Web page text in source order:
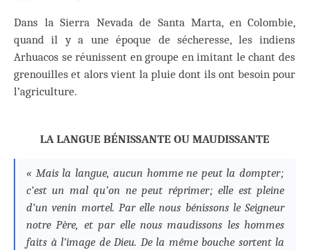
Dans la Sierra Nevada de Santa Marta, en Colombie,
quand il y a une époque de sécheresse, les indiens
Arhuacos se réunissent en groupe en imitant le chant des
grenouilles et alors vient la pluie dont ils ont besoin pour
l’agriculture.
LA LANGUE BÉNISSANTE OU MAUDISSANTE
« Mais la langue, aucun homme ne peut la dompter ;
c’est un mal qu’on ne peut réprimer ; elle est pleine
d’un venin mortel. Par elle nous bénissons le Seigneur
notre Père, et par elle nous maudissons les hommes
faits à l’image de Dieu. De la même bouche sortent la